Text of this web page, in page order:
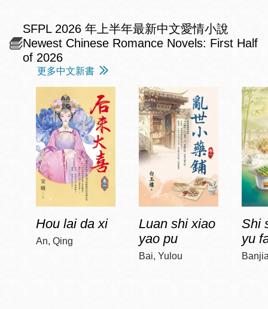
SFPL 2026 年上半年最新中文愛情小說
Newest Chinese Romance Novels: First Half
of 2026
更多中文新書
Hou lai da xi
An, Qing
Luan shi xiao
yao pu
Bai, Yulou
Shi
yu